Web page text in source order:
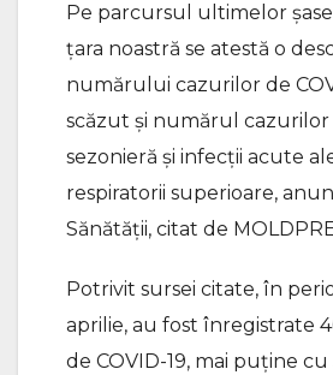
Pe parcursul ultimelor
țara noastră se atestă o
numărului cazurilor de
scăzut și numărul cazurilor
sezonieră și infecții acute
respiratorii superioare,
Sănătății, citat de
Potrivit sursei citate, în
aprilie, au fost înregistrate
de COVID-19, mai puține cu